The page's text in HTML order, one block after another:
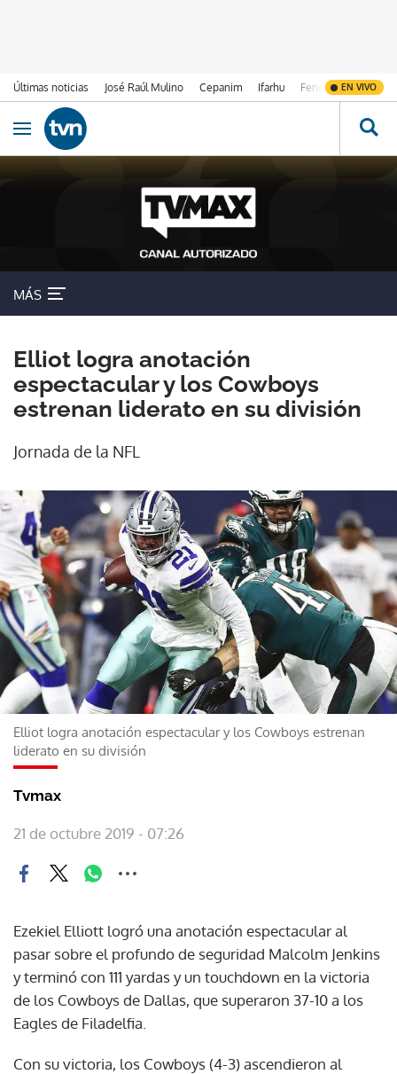
Últimas noticias José Raúl Mulino Cepanim Ifarhu Fenómeno de El
EN VIVO
Ir al contenido
Obrir navegació
MÁS
Elliot logra anotación
espectacular y los Cowboys
estrenan liderato en su división
Jornada de la NFL
Elliot logra anotación espectacular y los Cowboys estrenan
liderato en su división
Tvmax
21 de octubre 2019 - 07:26
Ezekiel Elliott logró una anotación espectacular al
pasar sobre el profundo de seguridad Malcolm Jenkins
y terminó con 111 yardas y un touchdown en la victoria
de los Cowboys de Dallas, que superaron 37-10 a los
Eagles de Filadelfia.
Con su victoria, los Cowboys (4-3) ascendieron al